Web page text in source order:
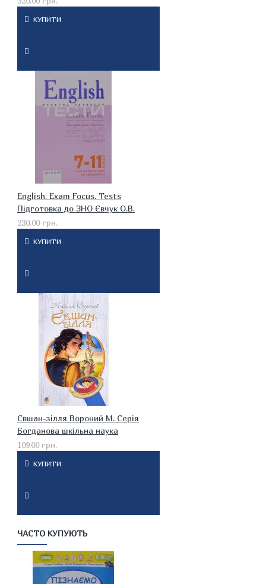
КУПИТИ
English. Exam Focus. Tests
Підготовка до ЗНО Євчук О.В.
230.00 грн.
КУПИТИ
Євшан-зілля Вороний М. Серія
Богданова шкільна наука
109.00 грн.
КУПИТИ
ЧАСТО КУПУЮТЬ